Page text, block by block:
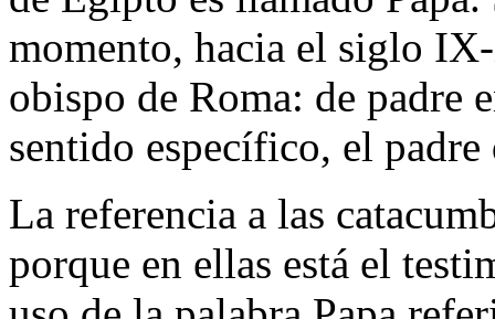
momento, hacia el siglo
obispo de Roma: de padre
sentido específico, el padre
La referencia a las
porque en ellas está el